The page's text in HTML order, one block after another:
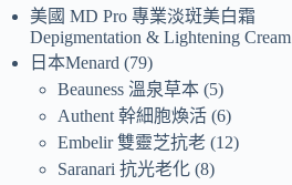
美國 MD Pro 專業淡斑美白霜
Depigmentation & Lightening Cream
日本Menard
79
Beauness 溫泉草本 5
Authent 幹細胞煥活 6
Embelir 雙靈芝抗老 12
Saranari 抗光老化 8